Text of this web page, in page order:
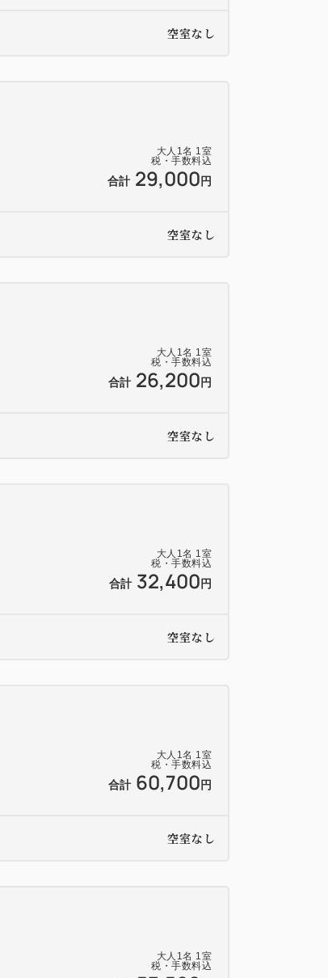
さい（一部対応できない場合もご
（2,900円）も承っております。
人様ワンドリンク「ウェルカムド
空室なし
大人 1名 1室
税・手数料込
合計 29,000 円
空室なし
大人 1名 1室
税・手数料込
合計 26,200 円
空室なし
大人 1名 1室
税・手数料込
合計 32,400 円
空室なし
大人 1名 1室
税・手数料込
合計 60,700 円
空室なし
大人 1名 1室
税・手数料込